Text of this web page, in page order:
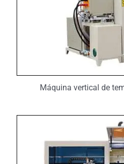
Máquina vertical de